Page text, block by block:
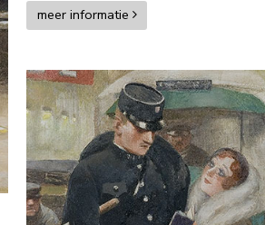
meer informatie